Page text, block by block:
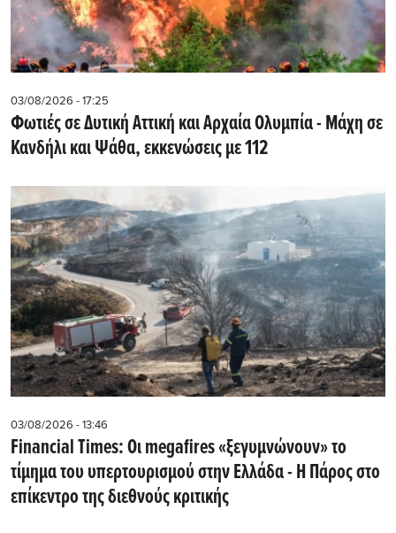
03/08/2026 - 17:25
Φωτιές σε Δυτική Αττική και Αρχαία Ολυμπία - Μάχη σε
Κανδήλι και Ψάθα, εκκενώσεις με 112
03/08/2026 - 13:46
Financial Times: Οι megafires «ξεγυμνώνουν» το
τίμημα του υπερτουρισμού στην Ελλάδα - Η Πάρος στο
επίκεντρο της διεθνούς κριτικής